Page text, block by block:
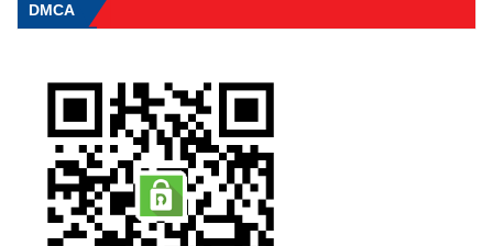
DMCA